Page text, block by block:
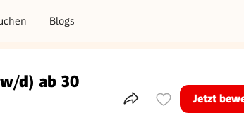
Blogs
d) ab 30
Teile dieses Inserat
Jetzt